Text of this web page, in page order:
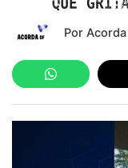
Por Acorda